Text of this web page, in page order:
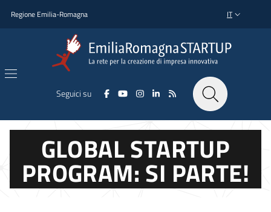
Regione Emilia-Romagna SELETTORE
IT
Seguici su
GLOBAL STARTUP
PROGRAM: SI PARTE!